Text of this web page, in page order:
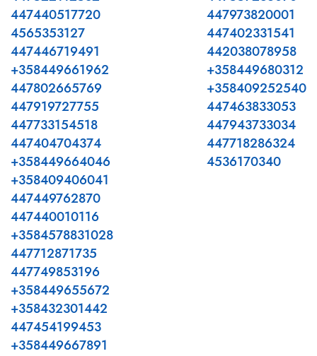
447440517720
4565353127
447446719491
+358449661962
447802665769
447919727755
447733154518
447404704374
+358449664046
447973820001
447402331541
442038078958
+358449680312
+358409252540
447463833053
447943733034
447718286324
4536170340
+358409406041
447449762870
447440010116
+3584578831028
447712871735
447749853196
+358449655672
+358432301442
447454199453
+358449667891